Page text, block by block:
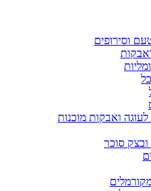
וסירופים
ואבקות מוכנות
ובצק סוכר